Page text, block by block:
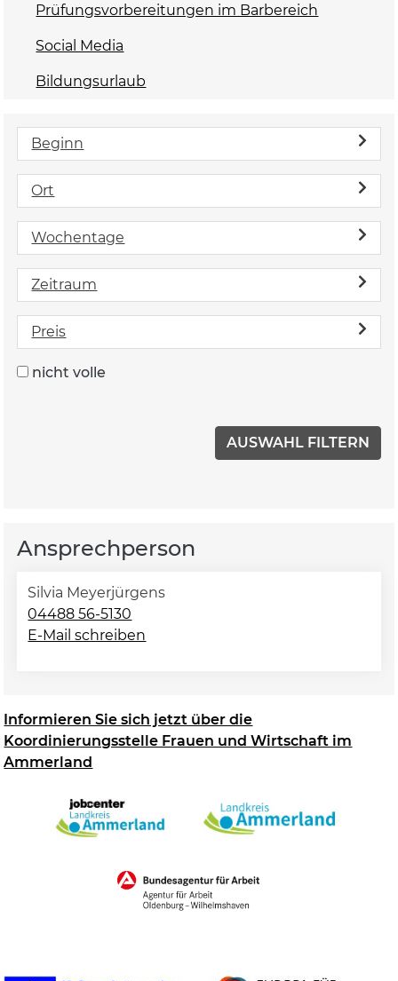
Prüfungsvorbereitungen im Barbereich
Social Media
Bildungsurlaub
Beginn
Ort
Wochentage
Zeitraum
Preis
nicht volle
Ansprechperson
Silvia Meyerjürgens
04488 56-5130
E-Mail schreiben
Informieren Sie sich jetzt über die
Koordinierungsstelle Frauen und Wirtschaft im
Ammerland